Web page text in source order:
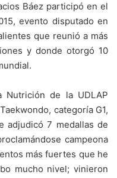
Báez participó en el
evento disputado en
que reunió a más
y donde otorgó 10
Nutrición de la UDLAP
categoría G1,
adjudicó 7 medallas de
campeona
más fuertes que he
mucho nivel; vinieron